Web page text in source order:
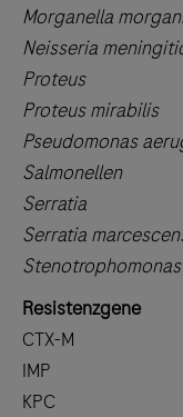
Morganella
Neisseria
Proteus
Proteus mirabilis
Pseudomonas
Salmonellen
Serratia
Serratia
Resistenzgene
CTX-M
IMP
KPC